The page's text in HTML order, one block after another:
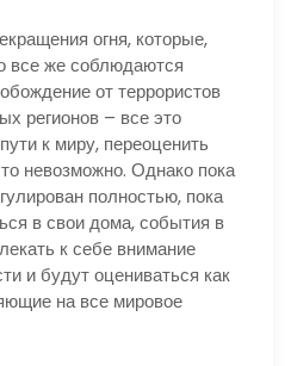
огня, которые,
все же соблюдаются
от террористов
регионов – все это
к миру, переоценить
невозможно. Однако пока
полностью, пока
в свои дома, события в
к себе внимание
и будут оцениваться как
на все мировое